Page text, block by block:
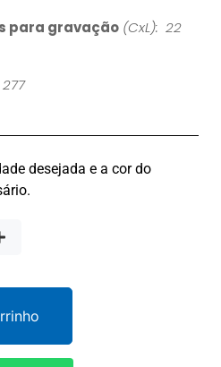
para gravação (CxL): 22
desejada e a cor do